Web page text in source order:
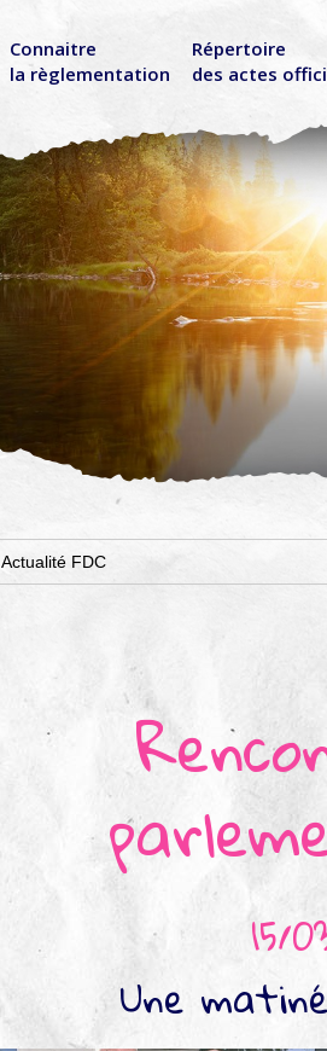
Connaitre
la règlementation
Répertoire
des actes
Actualité FDC
15/
Une